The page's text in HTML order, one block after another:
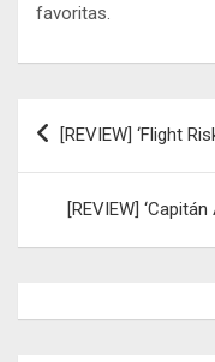
favoritas.
Navegación
entradas
[REVIEW] ‘Flight
[REVIEW]